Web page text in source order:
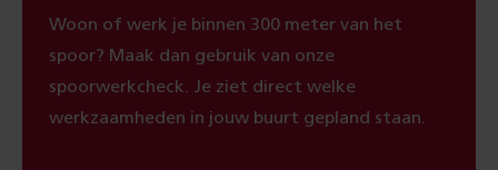
Woon of werk je binnen 300 meter van het
spoor? Maak dan gebruik van onze
spoorwerkcheck. Je ziet direct welke
werkzaamheden in jouw buurt gepland staan.